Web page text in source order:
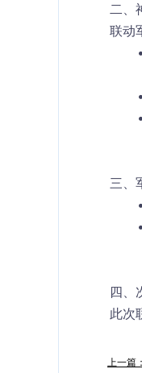
二、
联动
三、
四、
此次
上一篇